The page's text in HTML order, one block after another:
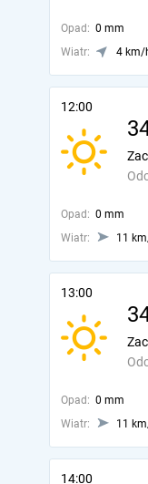
Opad: 0 mm
Wiatr:
4 km/
12:00
Opad: 0 mm
Wiatr:
11
13:00
Opad: 0 mm
Wiatr:
11
14:00